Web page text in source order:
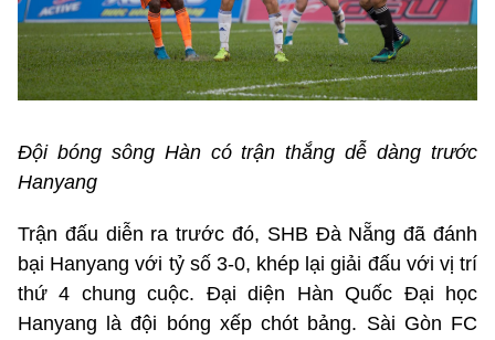
Đội bóng sông Hàn có trận thắng dễ dàng trước
Hanyang
Trận đấu diễn ra trước đó, SHB Đà Nẵng đã đánh
bại Hanyang với tỷ số 3-0, khép lại giải đấu với vị trí
thứ 4 chung cuộc. Đại diện Hàn Quốc Đại học
Hanyang là đội bóng xếp chót bảng. Sài Gòn FC